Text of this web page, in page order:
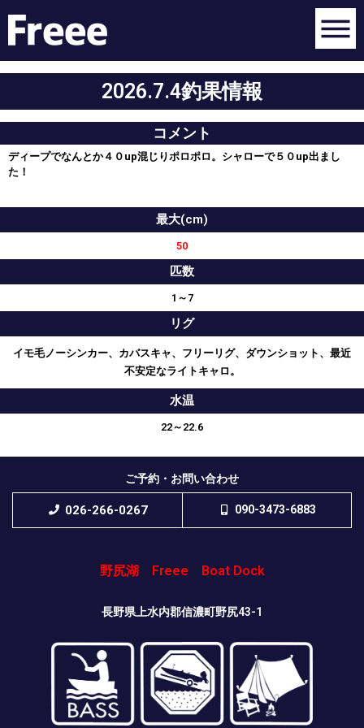
2026.7.4釣果情報
コメント
ディープでなんとか４０up混じりポロポロ。シャローで５０up出まし
た！
最大(cm)
50
匹数
1～7
リグ
イモ毛ノーシンカー、カバスキャ、フリーリグ、ダウンショット、最近
不安定なライトキャロ。
水温
22～22.6
ご予約・お問い合わせ
026-266-0267 090-3473-6883
野尻湖 Freee Boat Dock
長野県上水内郡信濃町野尻43-1